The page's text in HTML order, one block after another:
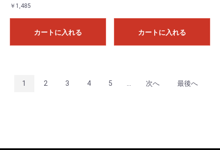
￥1,485
カートに入れる カートに入れる
1 2 3 4 5 次へ 最後へ